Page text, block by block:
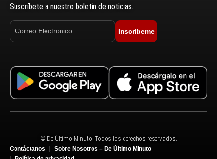
Suscríbete a nuestro boletín de noticias.
Inscríbeme
© De Último Minuto. Todos los derechos reservados.
Contáctanos
Sobre Nosotros – De Último Minuto